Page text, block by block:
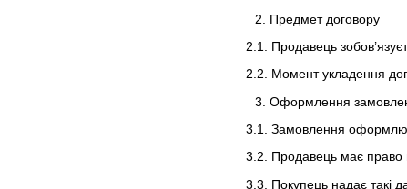
Предмет договору
2.1. Продавець
2.2. Момент укладення
Оформлення
3.1. Замовлення
3.2. Продавець має право
3.3. Покупець надає такі